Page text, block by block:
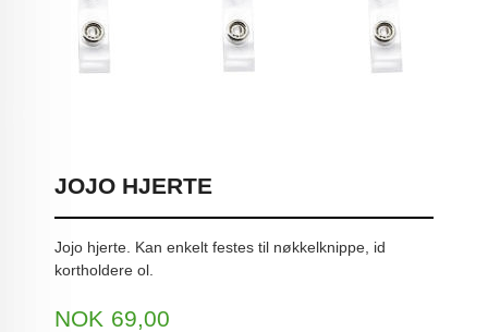
JOJO HJERTE
Jojo hjerte. Kan enkelt festes til nøkkelknippe, id
kortholdere ol.
Pris
NOK 69,00